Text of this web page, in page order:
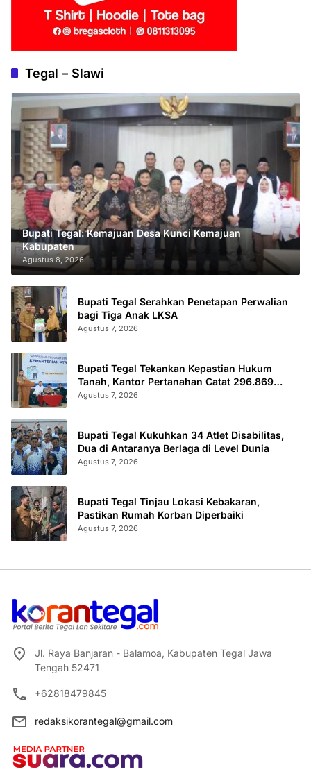
Tegal – Slawi
Bupati Tegal: Kemajuan Desa Kunci Kemajuan
Kabupaten
Agustus 8, 2026
Bupati Tegal Serahkan Penetapan Perwalian
bagi Tiga Anak LKSA
Agustus 7, 2026
Bupati Tegal Tekankan Kepastian Hukum
Tanah, Kantor Pertanahan Catat 296.869
Sertifikat Terbit
Agustus 7, 2026
Bupati Tegal Kukuhkan 34 Atlet Disabilitas,
Dua di Antaranya Berlaga di Level Dunia
Agustus 7, 2026
Bupati Tegal Tinjau Lokasi Kebakaran,
Pastikan Rumah Korban Diperbaiki
Agustus 7, 2026
Jl. Raya Banjaran - Balamoa, Kabupaten Tegal Jawa
Tengah 52471
+62818479845
redaksikorantegal@gmail.com